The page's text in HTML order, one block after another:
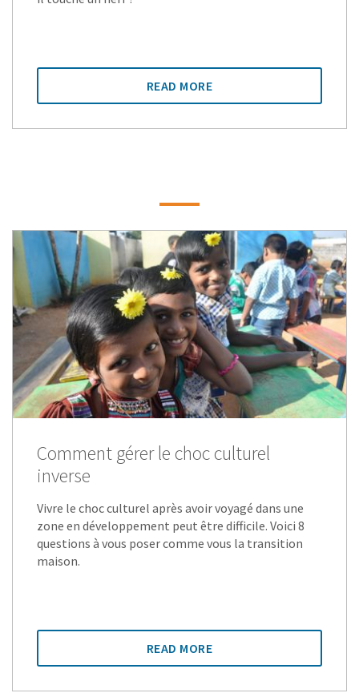
READ MORE
Comment gérer le choc culturel
inverse
Vivre le choc culturel après avoir voyagé dans une
zone en développement peut être difficile. Voici 8
questions à vous poser comme vous la transition
maison.
READ MORE